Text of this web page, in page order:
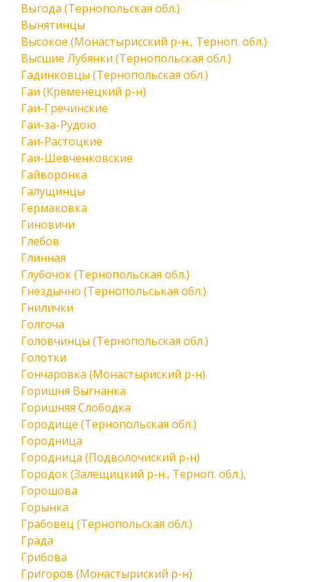
Выгода (Тернопольская обл.)
Вынятинцы
Высокое (Монастырисский р-н., Терноп. обл.)
Высшие Лубянки (Тернопольская обл.)
Гадинковцы (Тернопольская обл.)
Гаи (Кременецкий р-н)
Гаи-Гречинские
Гаи-за-Рудою
Гаи-Растоцкие
Гаи-Шевченковские
Гайворонка
Галущинцы
Гермаковка
Гиновичи
Глебов
Глинная
Глубочок (Тернопольская обл.)
Гнездычно (Тернопольськая обл.)
Гнилички
Голгоча
Головчинцы (Тернопольская обл.)
Голотки
Гончаровка (Монастыриский р-н)
Горишня Выгнанка
Горишняя Слободка
Городище (Тернопольская обл.)
Городница
Городница (Подволочиский р-н)
Городок (Залещицкий р-н., Терноп. обл.),
Горошова
Горынка
Грабовец (Тернопольская обл.)
Града
Грибова
Григоров (Монастыриский р-н)